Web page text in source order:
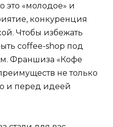
это «молодое» и
конкуренция
Чтобы избежать
coffee-shop под
Франшиза «Кофе
не только
и перед идеей